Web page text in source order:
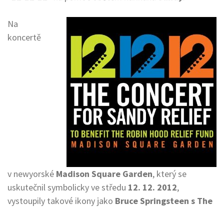
Na
koncertě
v newyorské Madison Square Garden, který se
uskutečnil symbolicky ve středu 12. 12. 2012,
vystoupily takové ikony jako Bruce Springsteen s The